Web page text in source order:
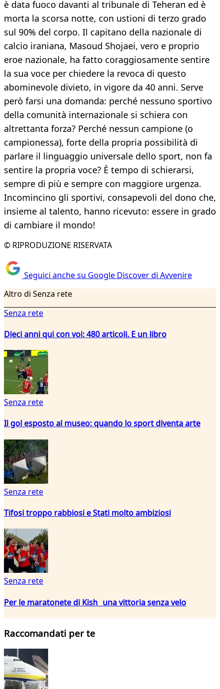
è data fuoco davanti al tribunale di Teheran ed è
morta la scorsa notte, con ustioni di terzo grado
sul 90% del corpo. Il capitano della nazionale di
calcio iraniana, Masoud Shojaei, vero e proprio
eroe nazionale, ha fatto coraggiosamente sentire
la sua voce per chiedere la revoca di questo
abominevole divieto, in vigore da 40 anni. Serve
però farsi una domanda: perché nessuno sportivo
della comunità internazionale si schiera con
altrettanta forza? Perché nessun campione (o
campionessa), forte della propria possibilità di
parlare il linguaggio universale dello sport, non fa
sentire la propria voce? È tempo di schierarsi,
sempre di più e sempre con maggiore urgenza.
Incomincino gli sportivi, consapevoli del dono che,
insieme al talento, hanno ricevuto: essere in grado
di cambiare il mondo!
© RIPRODUZIONE RISERVATA
Seguici anche su Google Discover di Avvenire
Altro di Senza rete
Senza rete
Dieci anni qui con voi: 480 articoli. E un libro
Senza rete
Il gol esposto al museo: quando lo sport diventa arte
Senza rete
Tifosi troppo rabbiosi e Stati molto ambiziosi
Senza rete
Per le maratonete di Kish una vittoria senza velo
Raccomandati per te